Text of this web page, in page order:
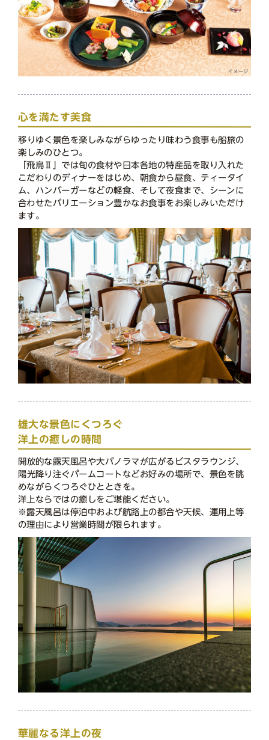
心を満たす美食
移りゆく景色を楽しみながらゆったり味わう食事も船旅の
楽しみのひとつ。
「飛鳥Ⅱ」では旬の食材や日本各地の特産品を取り入れた
こだわりのディナーをはじめ、朝食から昼食、ティータイ
ム、ハンバーガーなどの軽食、そして夜食まで、シーンに
合わせたバリエーション豊かなお食事をお楽しみいただけ
ます。
雄大な景色にくつろぐ
洋上の癒しの時間
開放的な露天風呂や大パノラマが広がるビスタラウンジ、
陽光降り注ぐパームコートなどお好みの場所で、景色を眺
めながらくつろぐひとときを。
洋上ならではの癒しをご堪能ください。
※露天風呂は停泊中および航路上の都合や天候、運用上等
の理由により営業時間が限られます。
華麗なる洋上の夜